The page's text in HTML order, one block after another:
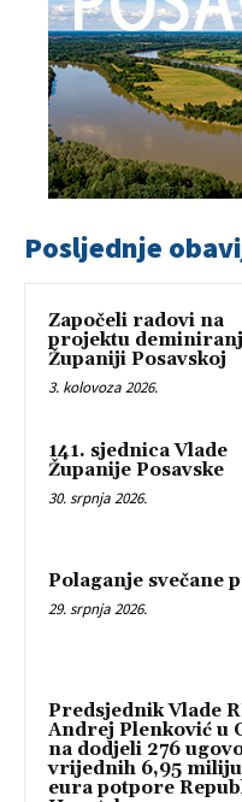
Posljednje
Započeli radovi na
projektu
Županiji Posavskoj
3. kolovoza 2026.
141. sjednica Vlade
Županije Posavske
30. srpnja 2026.
Polaganje svečane
29. srpnja 2026.
Predsjednik Vlade
Andrej Plenković u
na dodjeli 276
vrijednih 6,95
eura potpore